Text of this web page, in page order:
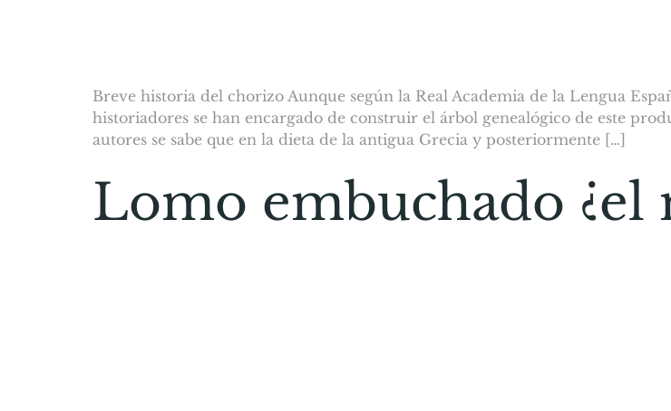
Breve historia del chorizo Aunque según la Real Academia de la Lengua
historiadores se han encargado de construir el árbol genealógico de este
autores se sabe que en la dieta de la antigua Grecia y posteriormente […]
Lomo embuchado